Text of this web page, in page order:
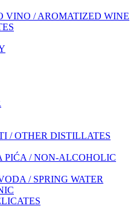
VINO / AROMATIZED WINE
/ OTHER DISTILLATES
/ NON-ALCOHOLIC
/ SPRING WATER